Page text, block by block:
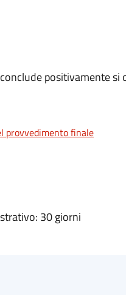
positivamente si
provvedimento finale
30 giorni